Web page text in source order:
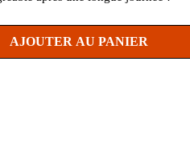
AJOUTER AU PANIER